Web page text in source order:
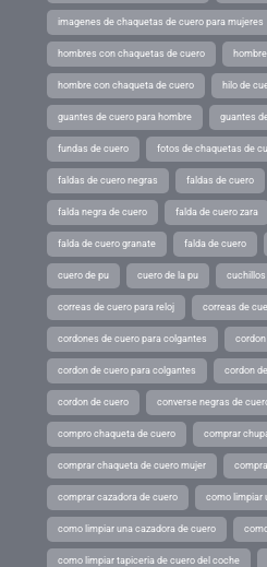
imagenes de chaquetas de cuero para mujeres
hombres con chaquetas de cuero
hombre con chaqueta de cuero hilo de
guantes de cuero para hombre guantes
fundas de cuero fotos de chaquetas de
faldas de cuero negras faldas de cuero
falda negra de cuero falda de cuero zara
falda de cuero granate falda de cuero
cuero de pu cuero de la pu cuchillos
correas de cuero para reloj correas de
cordones de cuero para colgantes cordon
cordon de cuero para colgantes cordon
cordon de cuero converse negras de
compro chaqueta de cuero comprar
comprar chaqueta de cuero mujer
comprar cazadora de cuero como limpiar
como limpiar una cazadora de cuero
como limpiar tapiceria de cuero del coche